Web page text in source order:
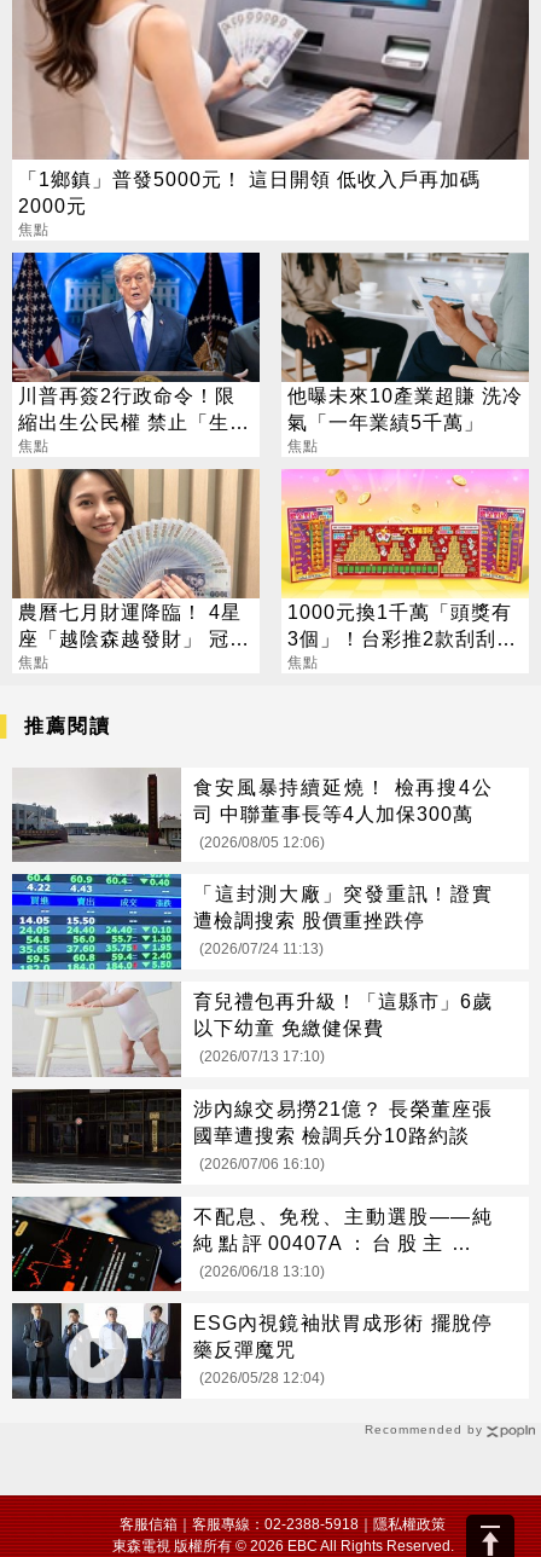
「1鄉鎮」普發5000元！ 這日開領 低收入戶再加碼
2000元
焦點
川普再簽2行政命令！限
縮出生公民權 禁止「生育
旅遊」
焦點
他曝未來10產業超賺 洗冷
氣「一年業績5千萬」
焦點
農曆七月財運降臨！ 4星
座「越陰森越發財」 冠軍
賺到翻
焦點
1000元換1千萬「頭獎有
3個」！台彩推2款刮刮樂
總獎金逾33億
焦點
Recommended by
推薦閱讀
食安風暴持續延燒！ 檢再搜4公
司 中聯董事長等4人加保300萬
(2026/08/05 12:06)
「這封測大廠」突發重訊！證實
遭檢調搜索 股價重挫跌停
(2026/07/24 11:13)
育兒禮包再升級！「這縣市」6歲
以下幼童 免繳健保費
(2026/07/13 17:10)
涉內線交易撈21億？ 長榮董座張
國華遭搜索 檢調兵分10路約談
(2026/07/06 16:10)
不配息、免稅、主動選股——純
純點評00407A：台股主動式
ETF新選擇來了
(2026/06/18 13:10)
ESG內視鏡袖狀胃成形術 擺脫停
藥反彈魔咒
(2026/05/28 12:04)
客服信箱｜客服專線：02-2388-5918｜隱私權政策
東森電視 版權所有 © 2026 EBC All Rights Reserved.